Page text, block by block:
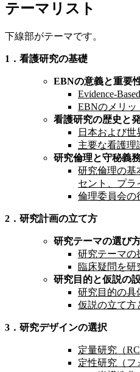
テーマリスト
下線部がテーマです。
1．看護研究の基礎
EBNの意義と重要
Evidence-
EBNのメリッ
看護研究の歴史と
日本および世
主要な看護理
研究倫理と守秘義
研究倫理の基
セント、プラ
倫理委員会の
2．研究計画の立て方
研究テーマの選び
研究テーマの
臨床疑問を研
研究目的と仮説の
研究目的の具
仮説の立て方
3．研究デザインの選択
定量研究（
定性研究（フ